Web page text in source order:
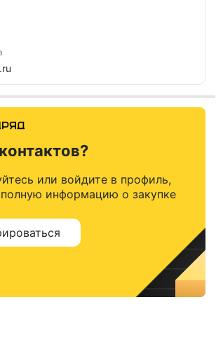
или войдите в профиль,
полную информацию о закупке